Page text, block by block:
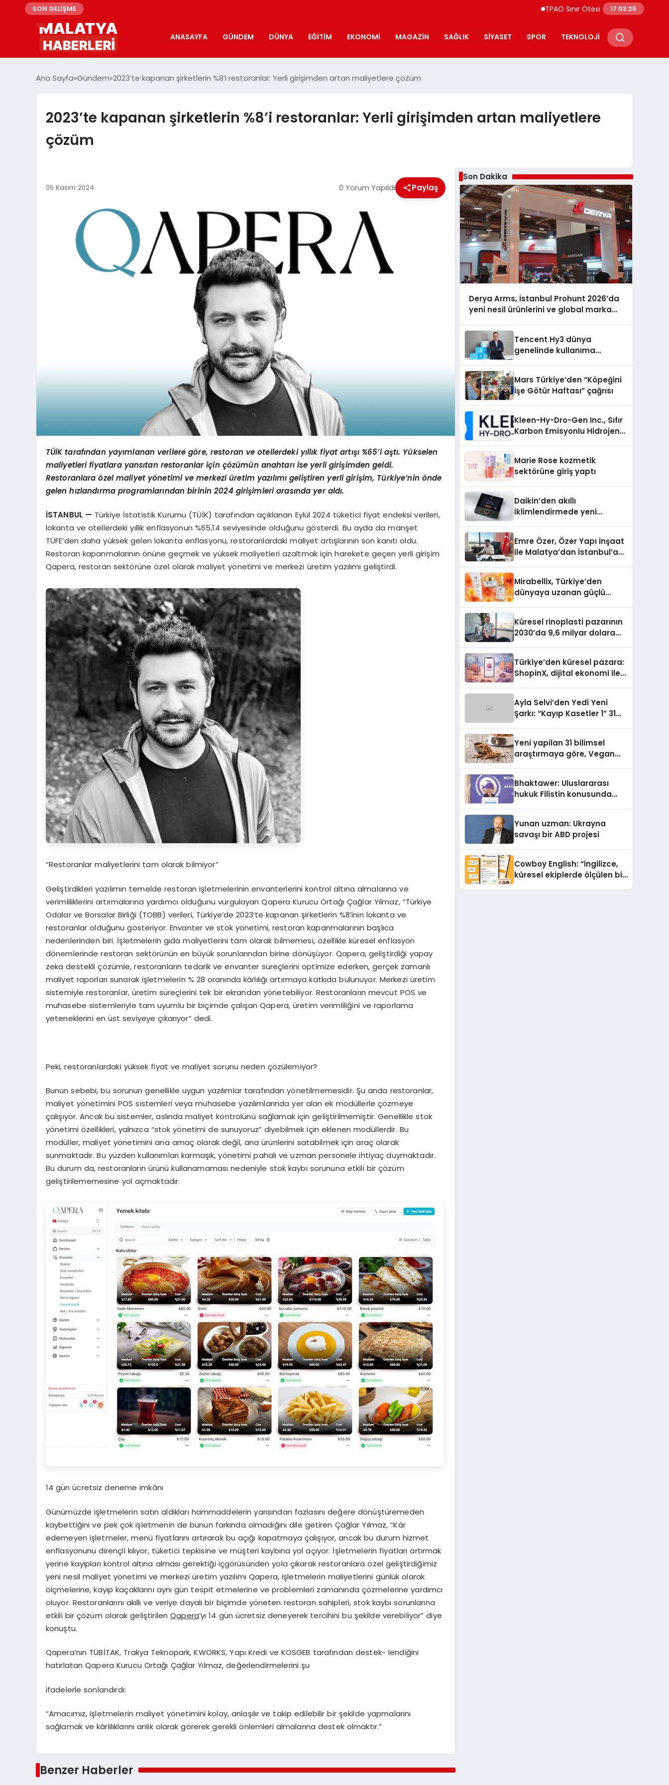
SON GELİŞME TPAO Sınır Ötesi Ortaklıklarını
17:03:26
ANASAYFA GÜNDEM DÜNYA EĞITIM EKONOMI MAGAZIN SAĞLIK SIYASET SPOR TEKNOLOJI
Ana Sayfa Gündem 2023’te kapanan şirketlerin %8’i restoranlar: Yerli girişimden artan maliyetlere çözüm
2023’te kapanan şirketlerin %8’i restoranlar: Yerli girişimden artan maliyetlere
çözüm
05 Kasım 2024 0 Yorum Yapıldı Paylaş
TÜİK tarafından yayımlanan verilere göre, restoran ve otellerdeki yıllık fiyat artışı %65’i aştı. Yükselen
maliyetleri fiyatlara yansıtan restoranlar için çözümün anahtarı ise yerli girişimden geldi.
Restoranlaraözel maliyet yönetimi ve merkezi üretim yazılımıgeliştiren yerli girişim, Türkiye’nin önde
gelen hızlandırma programlarından birinin2024 girişimleri arasında yer aldı.
İSTANBUL — Türkiye İstatistik Kurumu (TÜİK) tarafından açıklanan Eylül 2024 tüketici fiyat endeksi verileri,
lokanta ve otellerdeki yıllık enflasyonun %65,14 seviyesinde olduğunu gösterdi. Bu ayda da manşet
TÜFE’den daha yüksek gelen lokanta enflasyonu, restoranlardaki maliyet artışlarının son kanıtı oldu.
Restoran kapanmalarının önüne geçmek ve yüksek maliyetleri azaltmak için harekete geçen yerli girişim
Qapera, restoran sektörüne özel olarak maliyet yönetimi ve merkezi üretim yazılımı geliştirdi.
“Restoranlar maliyetlerini tam olarak bilmiyor”
Geliştirdikleri yazılımın temelde restoran işletmelerinin envanterlerini kontrol altına almalarına ve
verimliliklerini artırmalarına yardımcı olduğunu vurgulayan Qapera Kurucu Ortağı Çağlar Yılmaz, “Türkiye
Odalar ve Borsalar Birliği (TOBB) verileri, Türkiye’de 2023’te kapanan şirketlerin %8’inin lokanta ve
restoranlar olduğunu gösteriyor. Envanter ve stok yönetimi, restoran kapanmalarının başlıca
nedenlerinden biri. İşletmelerin gıda maliyetlerini tam olarak bilmemesi, özellikle küresel enflasyon
dönemlerinde restoran sektörünün en büyük sorunlarından birine dönüşüyor. Qapera, geliştirdiği yapay
zeka destekli çözümle, restoranların tedarik ve envanter süreçlerini optimize ederken, gerçek zamanlı
maliyet raporları sunarak işletmelerin % 28 oranında kârlılığı artırmaya katkıda bulunuyor. Merkezi üretim
sistemiyle restoranlar, üretim süreçlerini tek bir ekrandan yönetebiliyor. Restoranların mevcut POS ve
muhasebe sistemleriyle tam uyumlu bir biçimde çalışan Qapera, üretim verimliliğini ve raporlama
yeteneklerini en üst seviyeye çıkarıyor” dedi.
Peki, restoranlardaki yüksek fiyat ve maliyet sorunu neden çözülemiyor?
Bunun sebebi, bu sorunun genellikle uygun yazılımlar tarafından yönetilmemesidir. Şu anda restoranlar,
maliyet yönetimini POS sistemleri veya muhasebe yazılımlarında yer alan ek modüllerle çözmeye
çalışıyor. Ancak bu sistemler, aslında maliyet kontrolünü sağlamak için geliştirilmemiştir. Genellikle stok
yönetimi özellikleri, yalnızca “stok yönetimi de sunuyoruz” diyebilmek için eklenen modüllerdir. Bu
modüller, maliyet yönetimini ana amaç olarak değil, ana ürünlerini satabilmek için araç olarak
sunmaktadır. Bu yüzden kullanımları karmaşık, yönetimi pahalı ve uzman personele ihtiyaç duymaktadır.
Bu durum da, restoranların ürünü kullanamaması nedeniyle stok kaybı sorununa etkili bir çözüm
geliştirilememesine yol açmaktadır.
14 gün ücretsiz deneme imkânı
Günümüzde işletmelerin satın aldıkları hammaddelerin yarısından fazlasını değere dönüştüremeden
kaybettiğini ve pek çok işletmenin de bunun farkında olmadığını dile getiren Çağlar Yılmaz, “Kâr
edemeyen işletmeler, menü fiyatlarını artırarak bu açığı kapatmaya çalışıyor, ancak bu durum hizmet
enflasyonunu dirençli kılıyor, tüketici tepkisine ve müşteri kaybına yol açıyor. İşletmelerin fiyatları artırmak
yerine kayıpları kontrol altına alması gerektiği içgörüsünden yola çıkarak restoranlara özel geliştirdiğimiz
yeni nesil maliyet yönetimi ve merkezi üretim yazılımı Qapera, işletmelerin maliyetlerini günlük olarak
ölçmelerine, kayıp kaçaklarını aynı gün tespit etmelerine ve problemleri zamanında çözmelerine yardımcı
oluyor. Restoranlarını akıllı ve veriye dayalı bir biçimde yöneten restoran sahipleri, stok kaybı sorunlarına
etkili bir çözüm olarak geliştirilenQapera’yı 14 gün ücretsiz deneyerek tercihini bu şekilde verebiliyor” diye
konuştu.
Qapera’nın TÜBİTAK, Trakya Teknopark, KWORKS, Yapı Kredi ve KOSGEB tarafından destek- lendiğini
hatırlatan Qapera Kurucu Ortağı Çağlar Yılmaz, değerlendirmelerini şu
ifadelerle sonlandırdı:
“Amacımız, işletmelerin maliyet yönetimini kolay, anlaşılır ve takip edilebilir bir şekilde yapmalarını
sağlamak ve kârlılıklarını anlık olarak görerek gerekli önlemleri almalarına destek olmaktır.”
Benzer Haberler
Son Dakika
Derya Arms, İstanbul Prohunt 2026’da
yeni nesil ürünlerini ve global marka
Tencent Hy3 dünya
genelinde kullanıma
Mars Türkiye’den “Köpeğini
İşe Götür Haftası” çağrısı
Kleen-Hy-Dro-Gen Inc., Sıfır
Karbon Emisyonlu Hidrojen
Aldı
Marie Rose kozmetik
sektörüne giriş yaptı
Daikin’den akıllı
iklimlendirmede yeni
Emre Özer, Özer Yapı İnşaat
ile Malatya’dan İstanbul’a
Mirabellix, Türkiye’den
dünyaya uzanan güçlü
Küresel rinoplasti pazarının
2030’da 9,6 milyar dolara
Türkiye’den küresel pazara:
ShopinX, dijital ekonomi ile
Ayla Selvi’den Yedi Yeni
Şarkı: “Kayıp Kasetler 1” 31
Yeni yapilan 31 bilimsel
araştırmaya göre, Vegan
Sindirildiğini Ortaya Koydu
Bhaktawer: Uluslararası
hukuk Filistin konusunda
Yunan uzman: Ukrayna
savaşı bir ABD projesi
Cowboy English: “İngilizce,
küresel ekiplerde ölçülen bir